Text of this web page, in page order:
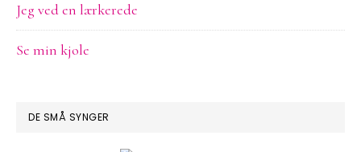
Jeg ved en lærkerede
Se min kjole
DE SMÅ SYNGER